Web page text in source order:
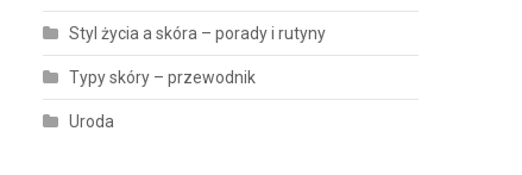
Styl życia a skóra – porady i rutyny
Typy skóry – przewodnik
Uroda